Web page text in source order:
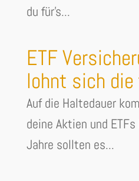
du für's...
ETF
lohnt sich die
Auf die Haltedauer
deine Aktien und
Jahre sollten es...